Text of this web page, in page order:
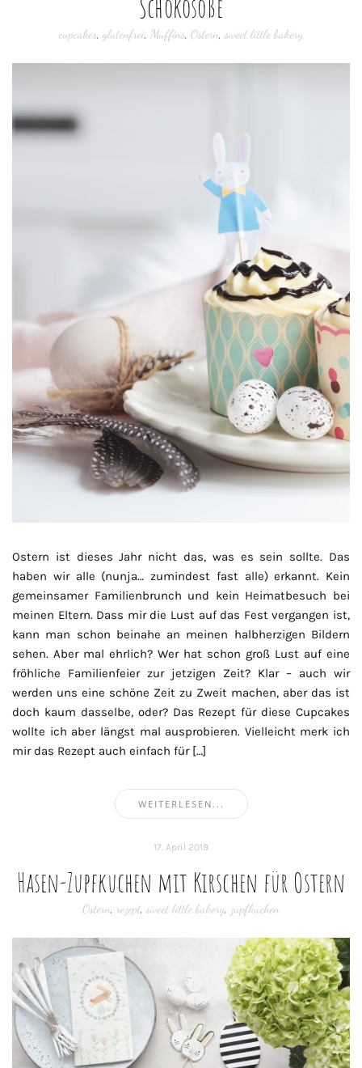
Schokosoße
cupcakes, glutenfrei, Muffins, Ostern, sweet little bakery
Ostern ist dieses Jahr nicht das, was es sein sollte. Das
haben wir alle (nunja… zumindest fast alle) erkannt. Kein
gemeinsamer Familienbrunch und kein Heimatbesuch bei
meinen Eltern. Dass mir die Lust auf das Fest vergangen ist,
kann man schon beinahe an meinen halbherzigen Bildern
sehen. Aber mal ehrlich? Wer hat schon groß Lust auf eine
fröhliche Familienfeier zur jetzigen Zeit? Klar – auch wir
werden uns eine schöne Zeit zu Zweit machen, aber das ist
doch kaum dasselbe, oder? Das Rezept für diese Cupcakes
wollte ich aber längst mal ausprobieren. Vielleicht merk ich
mir das Rezept auch einfach für […]
WEITERLESEN...
17. April 2019
Hasen-Zupfkuchen mit Kirschen für Ostern
Ostern, rezept, sweet little bakery, zupfkuchen